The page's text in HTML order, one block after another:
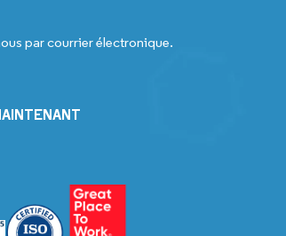
par courrier électronique.